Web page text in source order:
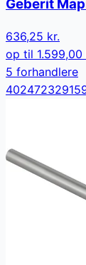
Geberit
636,25 kr.
op til 1.599,00
5 forhandlere